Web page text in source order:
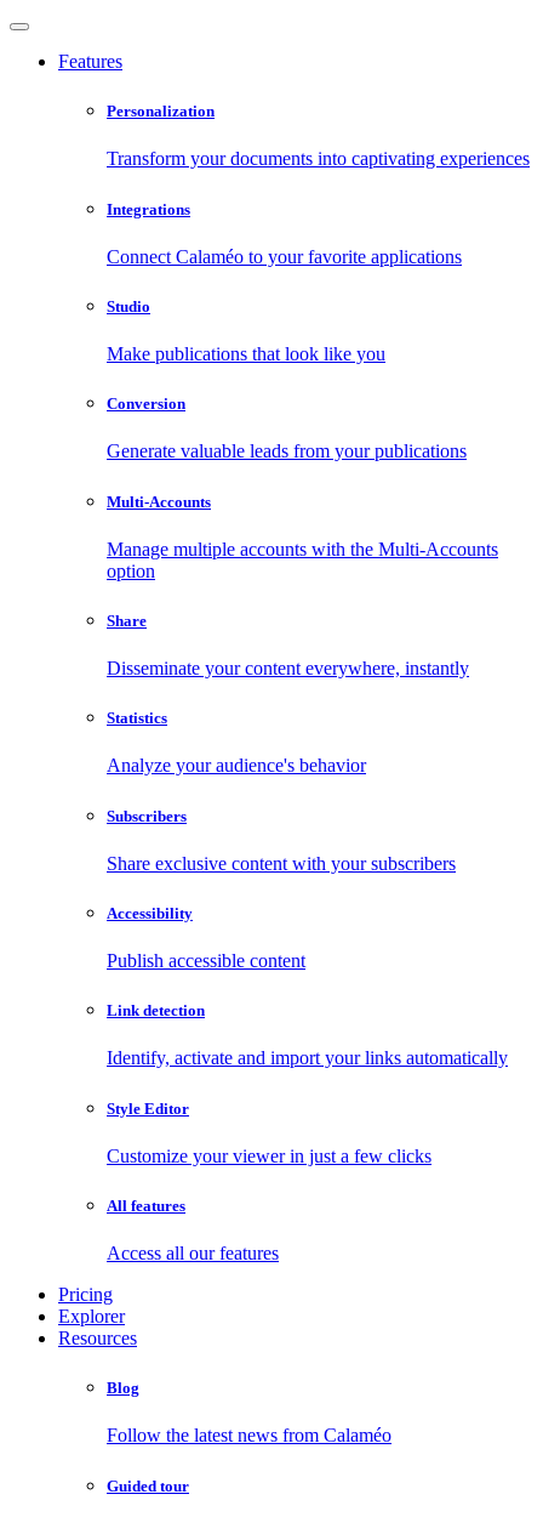
Features
Personalization
Transform your documents into captivating experiences
Integrations
Connect Calaméo to your favorite applications
Studio
Make publications that look like you
Conversion
Generate valuable leads from your publications
Multi-Accounts
Manage multiple accounts with the Multi-Accounts
option
Share
Disseminate your content everywhere, instantly
Statistics
Analyze your audience's behavior
Subscribers
Share exclusive content with your subscribers
Accessibility
Publish accessible content
Link detection
Identify, activate and import your links automatically
Style Editor
Customize your viewer in just a few clicks
All features
Access all our features
Pricing
Explorer
Resources
Blog
Follow the latest news from Calaméo
Guided tour